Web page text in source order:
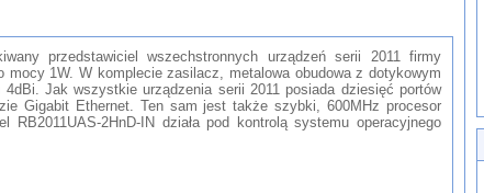
przedstawiciel wszechstronnych urządzeń serii 2011 firmy
mocy 1W. W komplecie zasilacz, metalowa obudowa z dotykowym
Jak wszystkie urządzenia serii 2011 posiada dziesięć portów
Gigabit Ethernet. Ten sam jest także szybki, 600MHz procesor
2HnD-IN działa pod kontrolą systemu operacyjnego